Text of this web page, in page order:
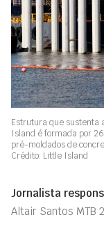
Estrutura que sustenta
Island é formada por
pré-moldados de
Crédito: Little Island
Jornalista
Altair Santos MTB